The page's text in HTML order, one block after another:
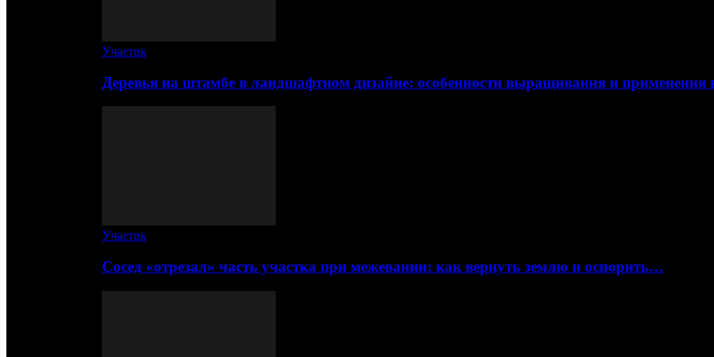
Участок
Деревья на штамбе в ландшафтном дизайне: особенности выращивания и
Участок
Сосед «отрезал» часть участка при межевании: как вернуть землю и оспорить…